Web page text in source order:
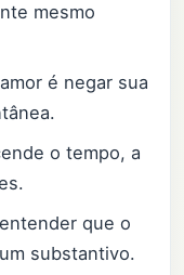
mesmo
é negar sua
o tempo, a
que o
substantivo.